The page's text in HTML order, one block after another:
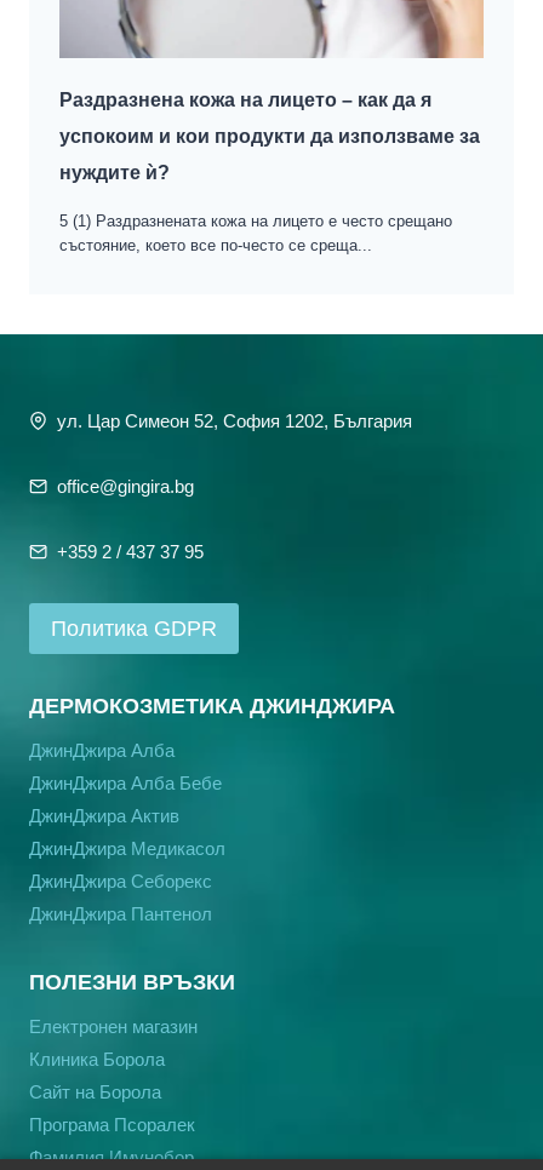
Раздразнена кожа на лицето – как да я
успокоим и кои продукти да използваме за
нуждите ѝ?
5 (1) Раздразнената кожа на лицето е често срещано
състояние, което все по-често се среща...
ул. Цар Симеон 52, София 1202, България
office@gingira.bg
+359 2 / 437 37 95
Политика GDPR
ДЕРМОКОЗМЕТИКА ДЖИНДЖИРА
ДжинДжира Алба
ДжинДжира Алба Бебе
ДжинДжира Актив
ДжинДжира Медикасол
ДжинДжира Себорекс
ДжинДжира Пантенол
ПОЛЕЗНИ ВРЪЗКИ
Електронен магазин
Клиника Борола
Сайт на Борола
Програма Псоралек
Фамилия Имунобор